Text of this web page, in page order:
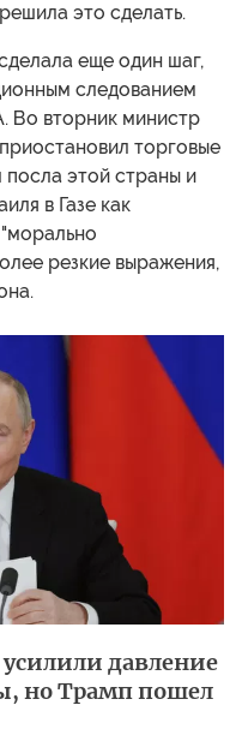
это сделать.
еще один шаг,
следованием
Во вторник министр
торговые
посла этой страны и
в Газе как
резкие выражения,
давление
но Трамп пошел